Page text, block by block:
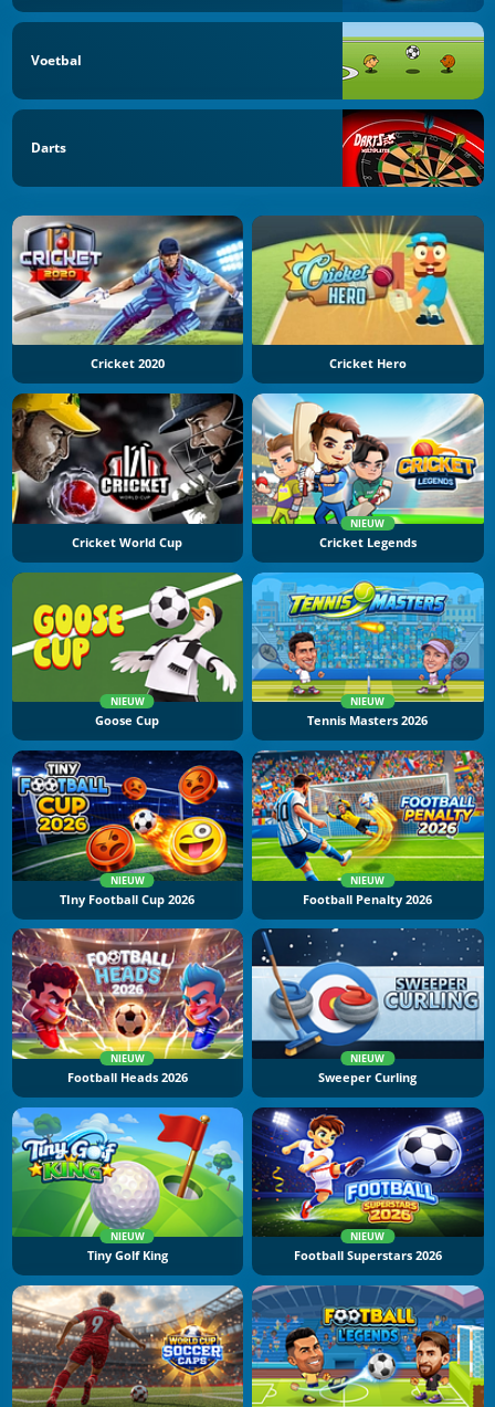
Voetbal
Darts
Cricket 2020 Cricket Hero
Cricket World Cup
NIEUW
Cricket Legends
NIEUW
Goose Cup
NIEUW
Tennis Masters 2026
NIEUW
TIny Football Cup 2026
NIEUW
Football Penalty 2026
NIEUW
Football Heads 2026
NIEUW
Sweeper Curling
NIEUW
Tiny Golf King
NIEUW
Football Superstars 2026